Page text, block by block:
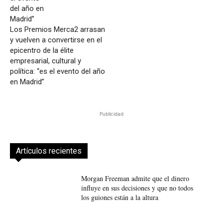
Los Premios Merca2 arrasan
y vuelven a convertirse en el
epicentro de la élite
empresarial, cultural y
política: “es el evento del año
en Madrid”
Publicidad
Artículos recientes
Morgan Freeman admite que el dinero
influye en sus decisiones y que no todos
los guiones están a la altura